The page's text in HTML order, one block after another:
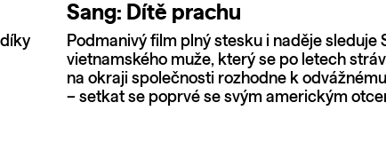
Sang: Dítě prachu
Podmanivý film plný stesku i naděje sleduje
vietnamského muže, který se po letech
na okraji společnosti rozhodne k
– setkat se poprvé se svým americkým